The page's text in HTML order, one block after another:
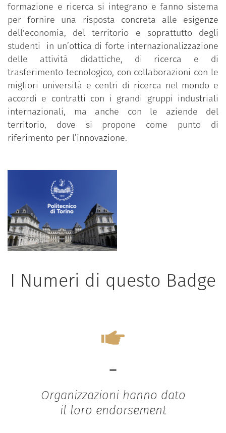
formazione e ricerca si integrano e fanno sistema
per fornire una risposta concreta alle esigenze
dell'economia, del territorio e soprattutto degli
studenti in un’ottica di forte internazionalizzazione
delle attività didattiche, di ricerca e di
trasferimento tecnologico, con collaborazioni con le
migliori università e centri di ricerca nel mondo e
accordi e contratti con i grandi gruppi industriali
internazionali, ma anche con le aziende del
territorio, dove si propone come punto di
riferimento per l’innovazione.
I Numeri di questo Badge
-
Organizzazioni hanno dato
il loro endorsement